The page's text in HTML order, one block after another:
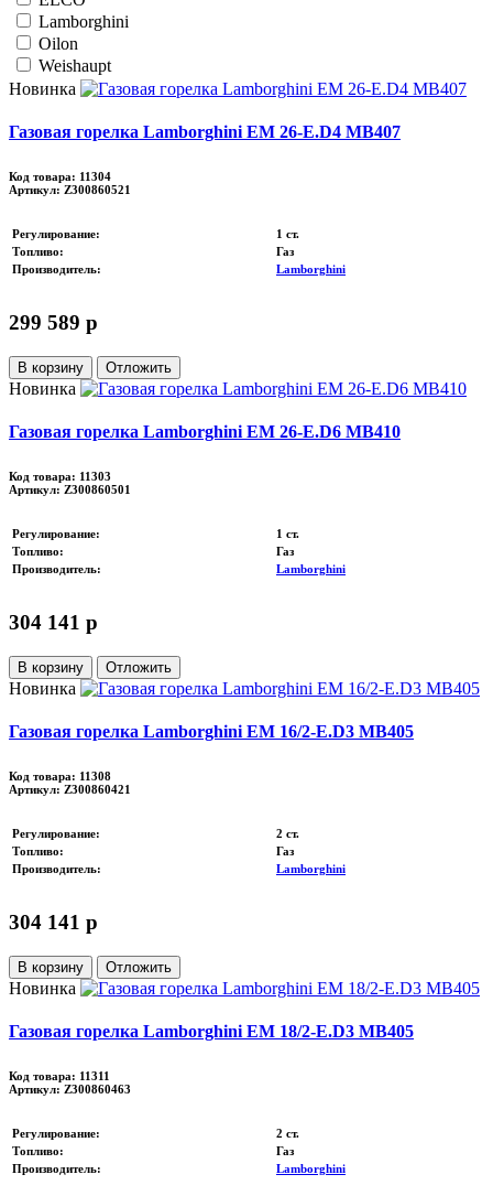
Lamborghini
Oilon
Weishaupt
Новинка
Газовая горелка Lamborghini EM 26-E.D4 MB407
Код товара: 11304
Артикул: Z300860521
Регулирование:
1 ст.
Топливо:
Газ
Производитель: Lamborghini
299 589 p
В корзину Отложить
Новинка
Газовая горелка Lamborghini EM 26-E.D6 MB410
Код товара: 11303
Артикул: Z300860501
Регулирование:
1 ст.
Топливо:
Газ
Производитель: Lamborghini
304 141 p
В корзину Отложить
Новинка
Газовая горелка Lamborghini EM 16/2-E.D3 MB405
Код товара: 11308
Артикул: Z300860421
Регулирование:
2 ст.
Топливо:
Газ
Производитель: Lamborghini
304 141 p
В корзину Отложить
Новинка
Газовая горелка Lamborghini EM 18/2-E.D3 MB405
Код товара: 11311
Артикул: Z300860463
Регулирование:
2 ст.
Топливо:
Газ
Производитель: Lamborghini